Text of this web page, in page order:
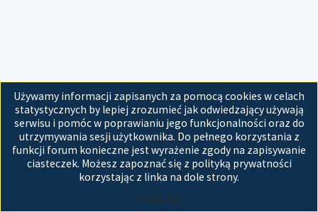
Używamy informacji zapisanych za pomocą cookies w celach
statystycznych by lepiej zrozumieć jak odwiedzający używają
serwisu i pomóc w poprawianiu jego funkcjonalności oraz do
utrzymywania sesji użytkownika. Do pełnego korzystania z
funkcji forum konieczne jest wyrażenie zgody na zapisywanie
ciasteczek. Możesz zapoznać się z polityką prywatności
korzystając z linka na dole strony.
Akceptuję